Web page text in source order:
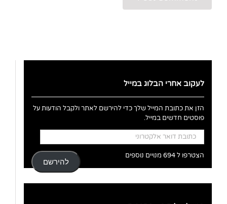
לעקוב אחרי הבלוג במייל
הזן את כתובת המייל שלך כדי להירשם לאתר ולקבל הודעות על
פוסטים חדשים במייל.
כתובת
דואר
אלקטרוני
להירשם
הצטרפו ל 694 מנויים נוספים